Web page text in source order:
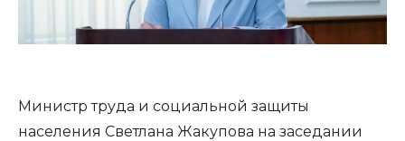
Министр труда и социальной защиты
населения Светлана Жакупова на заседании